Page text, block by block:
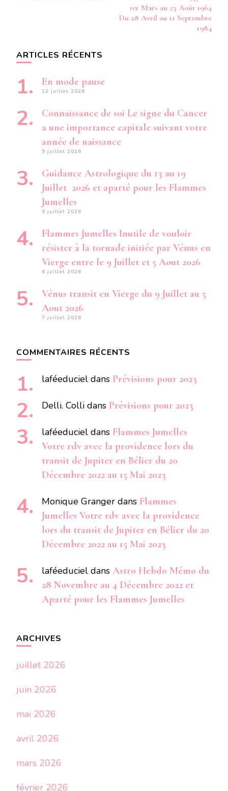
1er Mars au 23 Août 1964
Du 28 Avril au 11 Septembre
1984
ARTICLES RÉCENTS
En mode pause
12 juillet 2026
Connaissance de soi Le signe du Cancer
a une importance capitale suivant votre
année de naissance
9 juillet 2026
Guidance Astrologique du 13 au 19
Juillet 2026 et aparté pour les Flammes
Jumelles
9 juillet 2026
Flammes Jumelles Inutile de vouloir
résister à la tornade initiée par Vénus en
Vierge entre le 9 Juillet et 5 Aout 2026
8 juillet 2026
Vénus transit en Vierge du 9 Juillet au 5
Aout 2026
7 juillet 2026
COMMENTAIRES RÉCENTS
laféeduciel dans Prévisions pour 2023
Delli. Colli dans Prévisions pour 2023
laféeduciel dans Flammes Jumelles
Votre rdv avec la providence lors du
transit de Jupiter en Bélier du 20
Décembre 2022 au 15 Mai 2023
Monique Granger dans Flammes
Jumelles Votre rdv avec la providence
lors du transit de Jupiter en Bélier du 20
Décembre 2022 au 15 Mai 2023
laféeduciel dans Astro Hebdo Mémo du
28 Novembre au 4 Décembre 2022 et
Aparté pour les Flammes Jumelles
ARCHIVES
juillet 2026
juin 2026
mai 2026
avril 2026
mars 2026
février 2026